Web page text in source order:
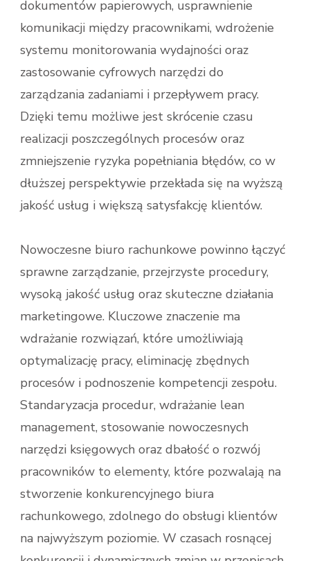
dokumentów papierowych, usprawnienie
komunikacji między pracownikami, wdrożenie
systemu monitorowania wydajności oraz
zastosowanie cyfrowych narzędzi do
zarządzania zadaniami i przepływem pracy.
Dzięki temu możliwe jest skrócenie czasu
realizacji poszczególnych procesów oraz
zmniejszenie ryzyka popełniania błędów, co w
dłuższej perspektywie przekłada się na wyższą
jakość usług i większą satysfakcję klientów.
Nowoczesne biuro rachunkowe powinno łączyć
sprawne zarządzanie, przejrzyste procedury,
wysoką jakość usług oraz skuteczne działania
marketingowe. Kluczowe znaczenie ma
wdrażanie rozwiązań, które umożliwiają
optymalizację pracy, eliminację zbędnych
procesów i podnoszenie kompetencji zespołu.
Standaryzacja procedur, wdrażanie lean
management, stosowanie nowoczesnych
narzędzi księgowych oraz dbałość o rozwój
pracowników to elementy, które pozwalają na
stworzenie konkurencyjnego biura
rachunkowego, zdolnego do obsługi klientów
na najwyższym poziomie. W czasach rosnącej